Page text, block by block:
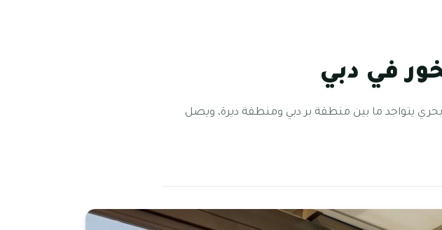
في دبي
يتواجد ما بين منطقة بر دبي ومنطقة ديرة، ويصل